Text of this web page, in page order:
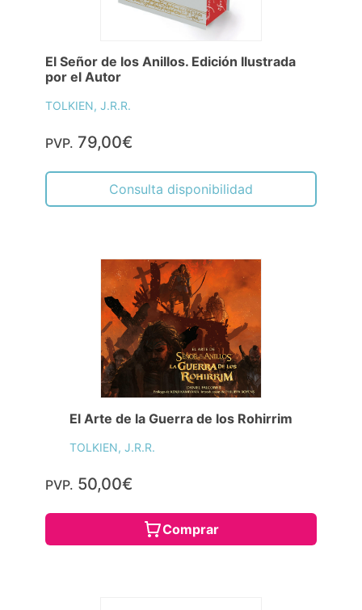
El Señor de los Anillos. Edición Ilustrada
por el Autor
TOLKIEN, J.R.R.
PVP. 79,00€
Consulta disponibilidad
El Arte de la Guerra de los Rohirrim
TOLKIEN, J.R.R.
PVP. 50,00€
Comprar